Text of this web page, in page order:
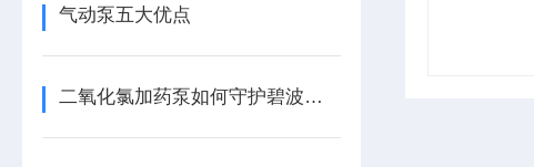
气动泵五大优点
二氧化氯加药泵如何守护碧波安全